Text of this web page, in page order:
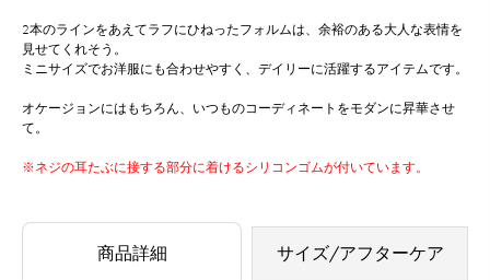
2本のラインをあえてラフにひねったフォルムは、余裕のある大人な表情を
見せてくれそう。
ミニサイズでお洋服にも合わせやすく、デイリーに活躍するアイテムです。
オケージョンにはもちろん、いつものコーディネートをモダンに昇華させ
て。
※ネジの耳たぶに接する部分に着けるシリコンゴムが付いています。
商品詳細 サイズ/アフターケア